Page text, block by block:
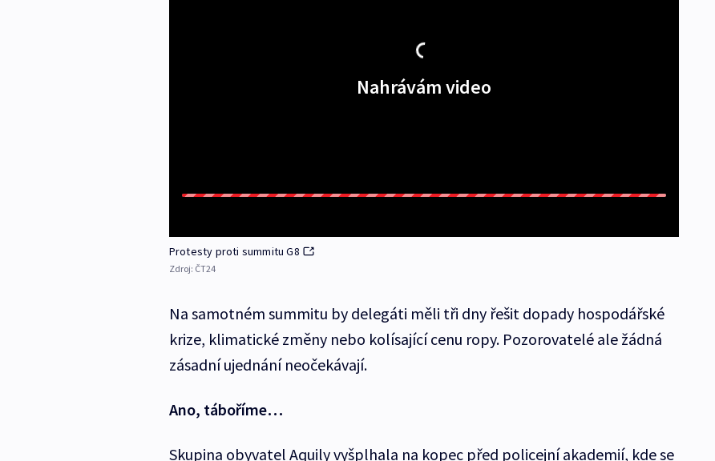
Nahrávám video
Protesty proti summitu G8
Zdroj: ČT24
Na samotném summitu by delegáti měli tři dny řešit dopady hospodářské
krize, klimatické změny nebo kolísající cenu ropy. Pozorovatelé ale žádná
zásadní ujednání neočekávají.
Ano, táboříme…
Skupina obyvatel Aquily vyšplhala na kopec před policejní akademií, kde se